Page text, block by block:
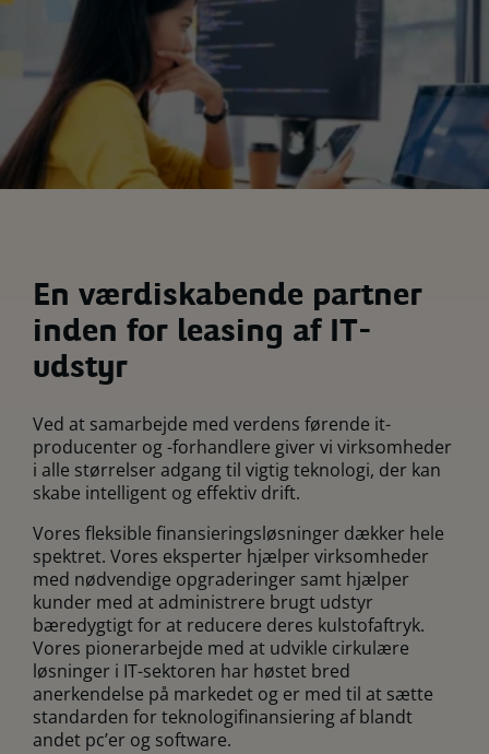
En værdiskabende partner
inden for leasing af IT-
udstyr
Ved at samarbejde med verdens førende it-
producenter og -forhandlere giver vi virksomheder
i alle størrelser adgang til vigtig teknologi, der kan
skabe intelligent og effektiv drift.
Vores fleksible finansieringsløsninger dækker hele
spektret. Vores eksperter hjælper virksomheder
med nødvendige opgraderinger samt hjælper
kunder med at administrere brugt udstyr
bæredygtigt for at reducere deres kulstofaftryk.
Vores pionerarbejde med at udvikle cirkulære
løsninger i IT-sektoren har høstet bred
anerkendelse på markedet og er med til at sætte
standarden for teknologifinansiering af blandt
andet pc’er og software.